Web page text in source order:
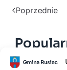
Poprzednie